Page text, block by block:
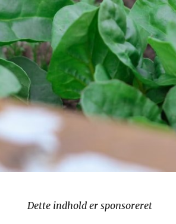
Dette indhold er sponsoreret